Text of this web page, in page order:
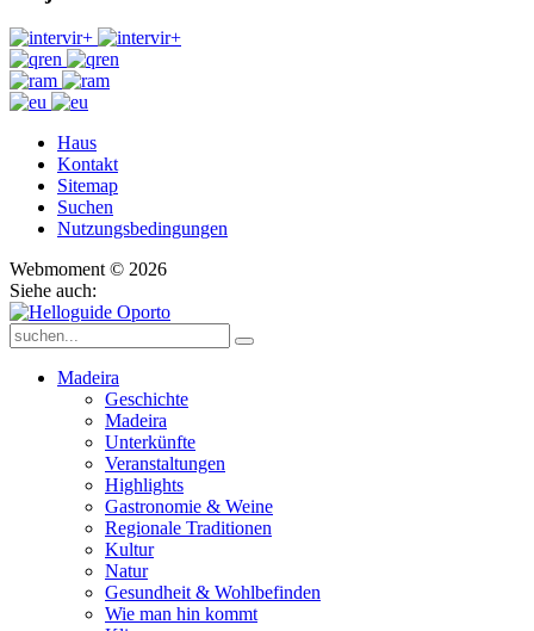
Haus
Kontakt
Sitemap
Suchen
Nutzungsbedingungen
Webmoment © 2026
Siehe auch:
Madeira
Geschichte
Madeira
Unterkünfte
Veranstaltungen
Highlights
Gastronomie & Weine
Regionale Traditionen
Kultur
Natur
Gesundheit & Wohlbefinden
Wie man hin kommt